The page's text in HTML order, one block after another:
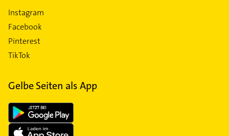
Instagram
Facebook
Pinterest
TikTok
Gelbe Seiten als App